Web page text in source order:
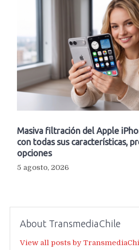
Masiva filtración del Apple
con todas sus características,
opciones
5 agosto, 2026
About TransmediaChile
View all posts by